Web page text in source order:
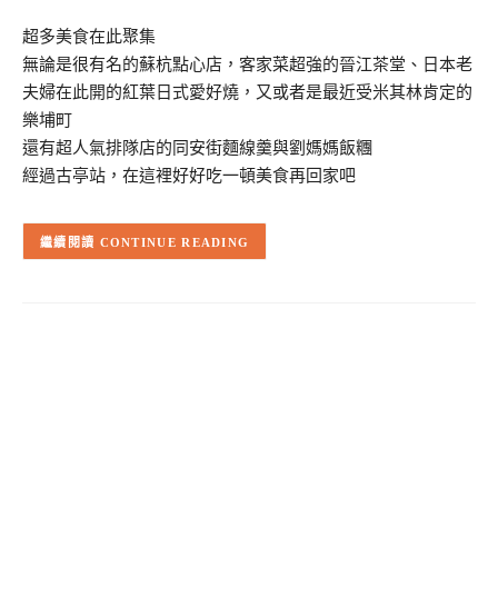
超多美食在此聚集
無論是很有名的蘇杭點心店，客家菜超強的晉江茶堂、日本老
夫婦在此開的紅葉日式愛好燒，又或者是最近受米其林肯定的
樂埔町
還有超人氣排隊店的同安街麵線羹與劉媽媽飯糰
經過古亭站，在這裡好好吃一頓美食再回家吧
CONTINUE READING